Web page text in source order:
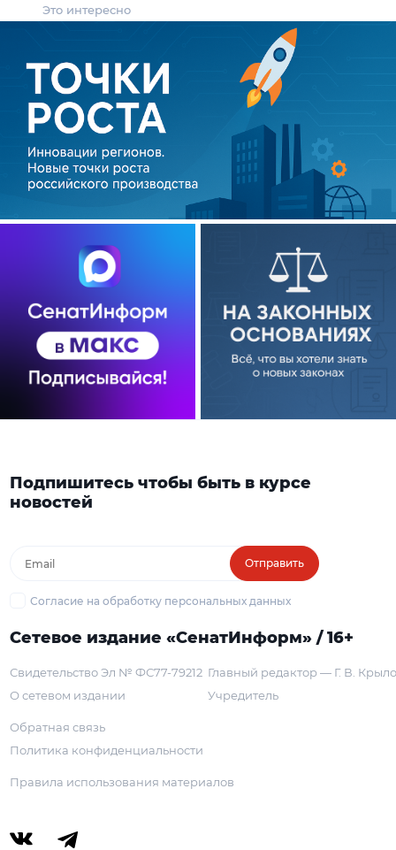
Это интересно
Подпишитесь чтобы быть в курсе
новостей
Отправить
Согласие на обработку персональных данных
Сетевое издание «СенатИнформ» / 16+
Свидетельство Эл № ФС77-79212
О сетевом издании
Главный редактор — Г. В.
Учредитель
Обратная связь
Политика конфиденциальности
Правила использования материалов